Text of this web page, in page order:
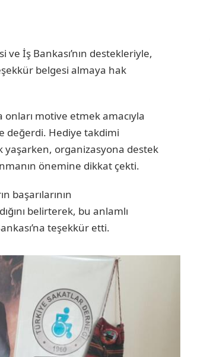
ve İş Bankası’nın destekleriyle,
belgesi almaya hak
motive etmek amacıyla
değerdi. Hediye takdimi
yaşarken, organizasyona destek
önemine dikkat çekti.
başarılarının
belirterek, bu anlamlı
teşekkür etti.